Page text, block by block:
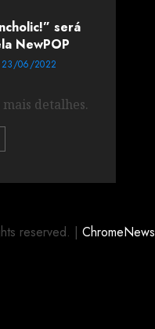
será
NewPOP
23/06/2022
detalhes.
reserved. | ChromeNews